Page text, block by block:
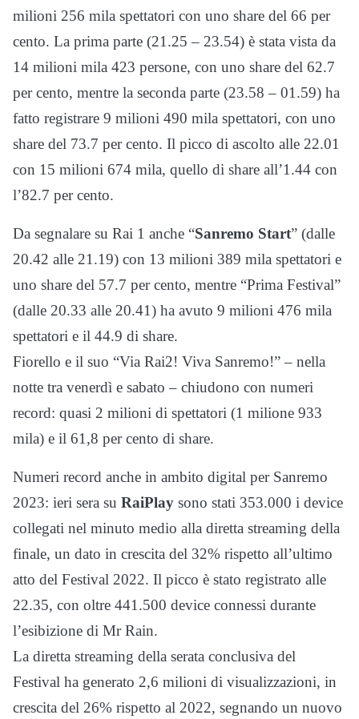
milioni 256 mila spettatori con uno share del 66 per
cento. La prima parte (21.25 – 23.54) è stata vista da
14 milioni mila 423 persone, con uno share del 62.7
per cento, mentre la seconda parte (23.58 – 01.59) ha
fatto registrare 9 milioni 490 mila spettatori, con uno
share del 73.7 per cento. Il picco di ascolto alle 22.01
con 15 milioni 674 mila, quello di share all’1.44 con
l’82.7 per cento.
Da segnalare su Rai 1 anche “Sanremo Start” (dalle
20.42 alle 21.19) con 13 milioni 389 mila spettatori e
uno share del 57.7 per cento, mentre “Prima Festival”
(dalle 20.33 alle 20.41) ha avuto 9 milioni 476 mila
spettatori e il 44.9 di share.
Fiorello e il suo “Via Rai2! Viva Sanremo!” – nella
notte tra venerdì e sabato – chiudono con numeri
record: quasi 2 milioni di spettatori (1 milione 933
mila) e il 61,8 per cento di share.
Numeri record anche in ambito digital per Sanremo
2023: ieri sera su RaiPlay sono stati 353.000 i device
collegati nel minuto medio alla diretta streaming della
finale, un dato in crescita del 32% rispetto all’ultimo
atto del Festival 2022. Il picco è stato registrato alle
22.35, con oltre 441.500 device connessi durante
l’esibizione di Mr Rain.
La diretta streaming della serata conclusiva del
Festival ha generato 2,6 milioni di visualizzazioni, in
crescita del 26% rispetto al 2022, segnando un nuovo